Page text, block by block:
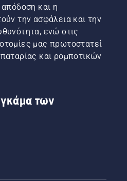
και η
την ασφάλεια και την
ενώ στις
μας πρωτοστατεί
και ρομποτικών
γκάμα των